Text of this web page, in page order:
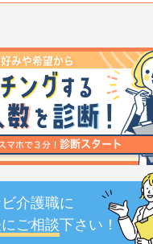
介護職に
ご相談下さい！